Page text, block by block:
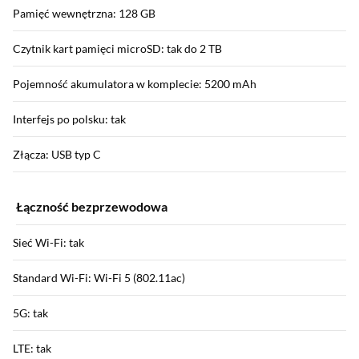
Pamięć wewnętrzna: 128 GB
Czytnik kart pamięci microSD: tak do 2 TB
Pojemność akumulatora w komplecie: 5200 mAh
Interfejs po polsku: tak
Złącza: USB typ C
Łączność bezprzewodowa
Sieć Wi-Fi: tak
Standard Wi-Fi: Wi-Fi 5 (802.11ac)
5G: tak
LTE: tak